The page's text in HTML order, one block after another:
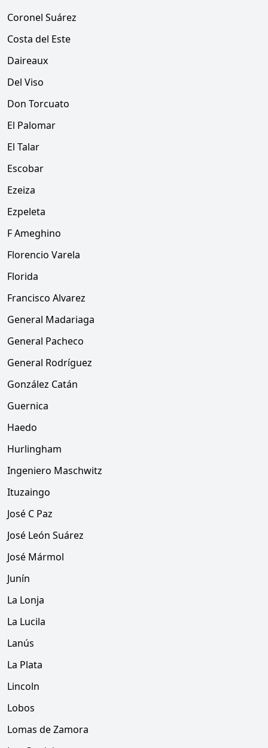
Coronel Suárez
Costa del Este
Daireaux
Del Viso
Don Torcuato
El Palomar
El Talar
Escobar
Ezeiza
Ezpeleta
F Ameghino
Florencio Varela
Florida
Francisco Alvarez
General Madariaga
General Pacheco
General Rodríguez
González Catán
Guernica
Haedo
Hurlingham
Ingeniero Maschwitz
Ituzaingo
José C Paz
José León Suárez
José Mármol
Junín
La Lonja
La Lucila
Lanús
La Plata
Lincoln
Lobos
Lomas de Zamora